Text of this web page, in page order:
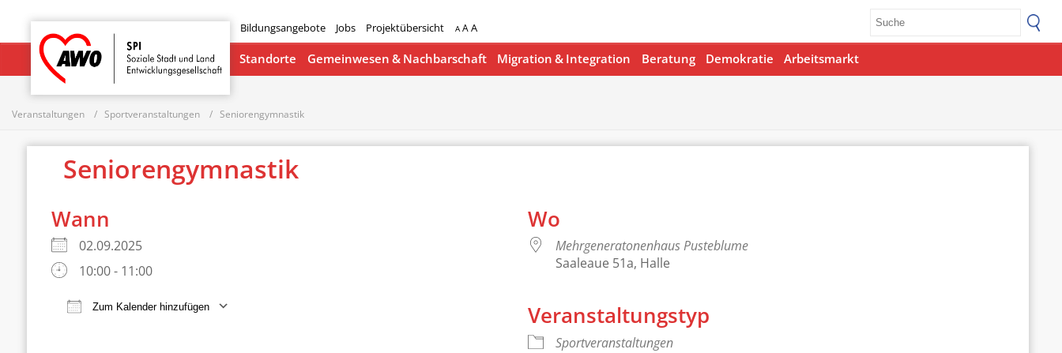
Bildungsangebote Jobs Projektübersicht A AA
Startseite
Standorte Gemeinwesen & Nachbarschaft Migration & Integration Beratung Demokratie Arbeitsmarkt
Veranstaltungen Sportveranstaltungen Seniorengymnastik
Seniorengymnastik
Wann
02.09.2025
10:00 - 11:00
Zum Kalender hinzufügen
iCalendar
Wo
Mehrgeneratonenhaus Pusteblume
Saaleaue 51a, Halle
Veranstaltungstyp
Sportveranstaltungen